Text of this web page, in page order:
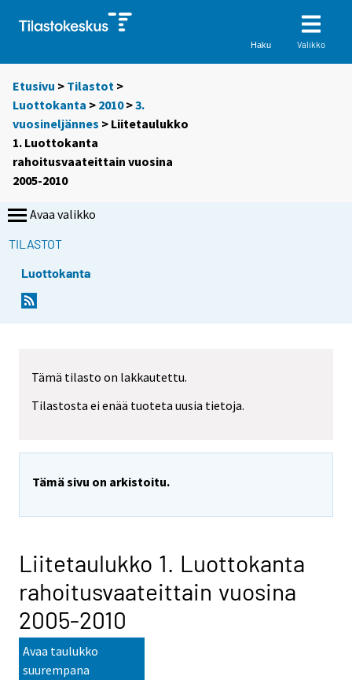
Haku Valikko
Etusivu > Tilastot >
Luottokanta > 2010>3.
vuosineljännes > Liitetaulukko
1. Luottokanta
rahoitusvaateittain vuosina
2005-2010
Avaa valikko
TILASTOT
Luottokanta
Tämä tilasto on lakkautettu.
Tilastosta ei enää tuoteta uusia tietoja.
Tämä sivu on arkistoitu.
Liitetaulukko 1. Luottokanta
rahoitusvaateittain vuosina
2005-2010
Avaa taulukko
suurempana